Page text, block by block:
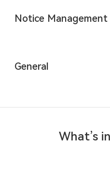
Notice Management
General
What’s